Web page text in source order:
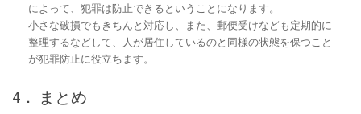
によって、犯罪は防止できるということになります。
小さな破損でもきちんと対応し、また、郵便受けなども定期的に
整理するなどして、人が居住しているのと同様の状態を保つこと
が犯罪防止に役立ちます。
4． まとめ